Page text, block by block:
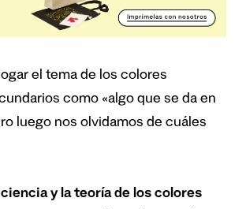
el tema de los colores
como «algo que se da en
luego nos olvidamos de cuáles
ciencia y la teoría de los colores